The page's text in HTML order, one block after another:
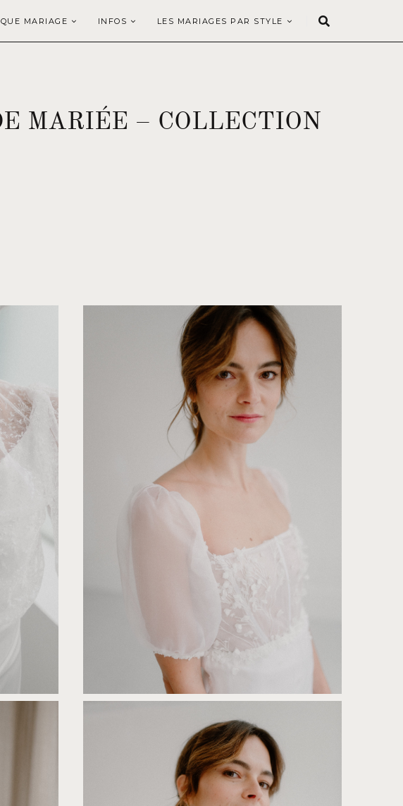
MARIAGE INFOS LES MARIAGES PAR STYLE
MARIÉE – COLLECTION